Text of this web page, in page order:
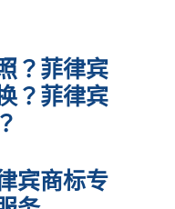
？菲律宾
？菲律宾
宾商标专